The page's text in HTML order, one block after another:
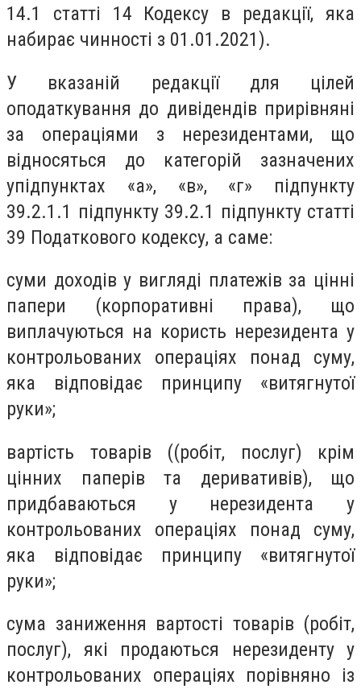
14.1 статті 14 Кодексу в редакції, яка
набирає чинності з 01.01.2021).
У вказаній редакції для цілей
оподаткування до дивідендів прирівняні
за операціями з нерезидентами, що
відносяться до категорій зазначених
упідпунктах «а», «в», «г» підпункту
39.2.1.1 підпункту 39.2.1 підпункту статті
39 Податкового кодексу, а саме:
суми доходів у вигляді платежів за цінні
папери (корпоративні права), що
виплачуються на користь нерезидента у
контрольованих операціях понад суму,
яка відповідає принципу «витягнутої
руки»;
вартість товарів ((робіт, послуг) крім
цінних паперів та деривативів), що
придбаваються у нерезидента у
контрольованих операціях понад суму,
яка відповідає принципу «витягнутої
руки»;
сума заниження вартості товарів (робіт,
послуг), які продаються нерезиденту у
контрольованих операціях порівняно із